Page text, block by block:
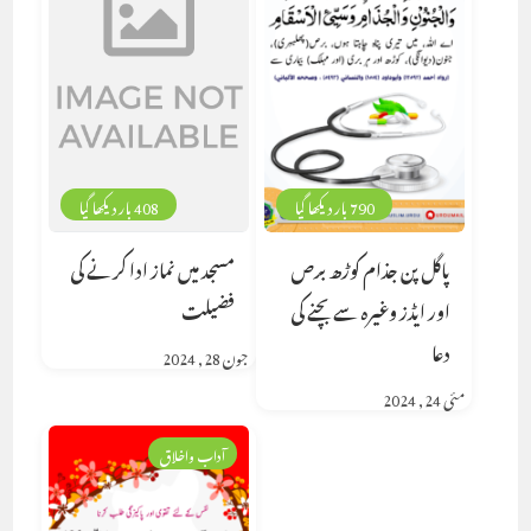
408 بار دیکھا گیا
مسجد میں نماز ادا کرنے کی
فضیلت
جون 28, 2024
790 بار دیکھا گیا
پاگل پن جذام کوڑھ برص
اور ایڈز وغیرہ سے بچنے کی
دعا
مئی 24, 2024
آداب واخلاق